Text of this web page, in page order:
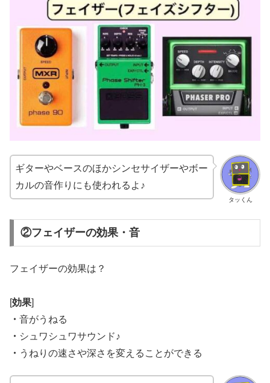
タッくん
ギターやベースのほかシンセサイザーやボー
カルの音作りにも使われるよ♪
②フェイザーの効果・音
フェイザーの効果は？
[効果]
・ 音がうねる
・ シュワシュワサウンド♪
・ うねりの速さや深さを変えることができる